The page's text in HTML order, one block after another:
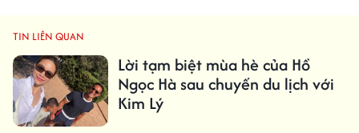
TIN LIÊN QUAN
Lời tạm biệt mùa hè của Hồ
Ngọc Hà sau chuyến du lịch với
Kim Lý